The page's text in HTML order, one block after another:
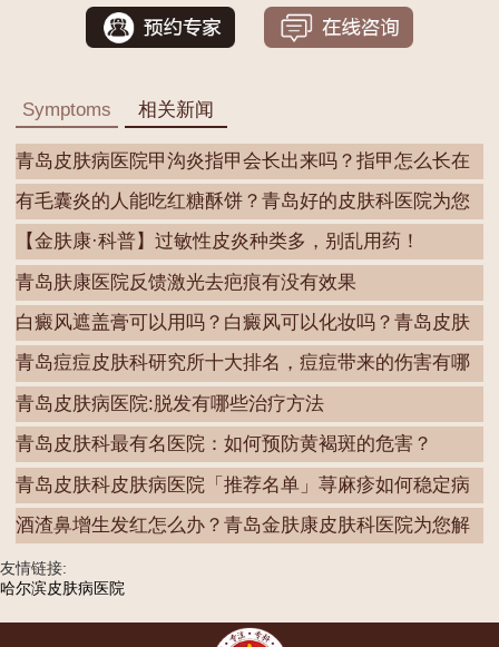
Symptoms 相关新闻
青岛皮肤病医院甲沟炎指甲会长出来吗？指甲怎么长在
肉
有毛囊炎的人能吃红糖酥饼？青岛好的皮肤科医院为您
解
【金肤康·科普】过敏性皮炎种类多，别乱用药！
青岛肤康医院反馈激光去疤痕有没有效果
白癜风遮盖膏可以用吗？白癜风可以化妆吗？青岛皮肤
病
青岛痘痘皮肤科研究所十大排名，痘痘带来的伤害有哪
些
青岛皮肤病医院:脱发有哪些治疗方法
青岛皮肤科最有名医院：如何预防黄褐斑的危害？
青岛皮肤科皮肤病医院「推荐名单」荨麻疹如何稳定病
情
酒渣鼻增生发红怎么办？青岛金肤康皮肤科医院为您解
答
友情链接:
哈尔滨皮肤病医院